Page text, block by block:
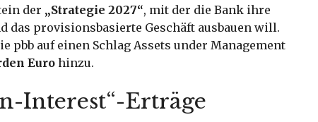
der „Strategie 2027“, mit der die Bank ihre
provisionsbasierte Geschäft ausbauen will.
pbb auf einen Schlag Assets under Management
Euro hinzu.
Interest“-Erträge